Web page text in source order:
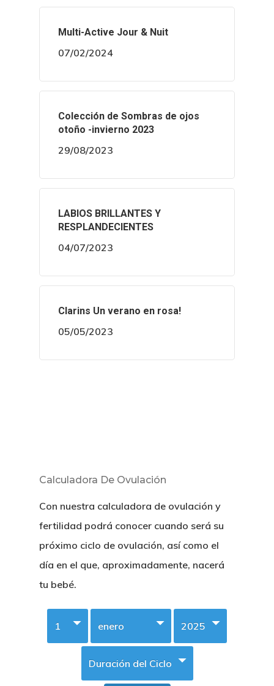
Multi-Active Jour & Nuit
07/02/2024
Colección de Sombras de ojos
otoño -invierno 2023
29/08/2023
LABIOS BRILLANTES Y
RESPLANDECIENTES
04/07/2023
Clarins Un verano en rosa!
05/05/2023
Calculadora De Ovulación
Con nuestra calculadora de ovulación y
fertilidad podrá conocer cuando será su
próximo ciclo de ovulación, así como el
día en el que, aproximadamente, nacerá
tu bebé.